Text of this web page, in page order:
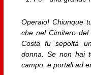
Operaio! Chiunque
che nel Cimitero del
Costa fu sepolta
donna. Se non hai
campo, e portali ad